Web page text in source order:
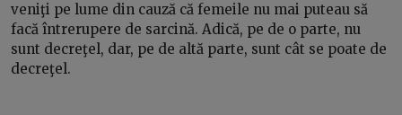
veniţi pe lume din cauză că femeile nu mai puteau să
facă întrerupere de sarcină. Adică, pe de o parte, nu
sunt decreţel, dar, pe de altă parte, sunt cât se poate de
decreţel.